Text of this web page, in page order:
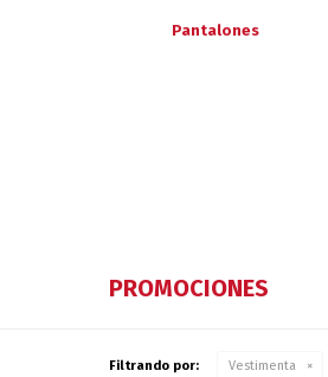
Pantalones
PROMOCIONES
Filtrando por: Vestimenta